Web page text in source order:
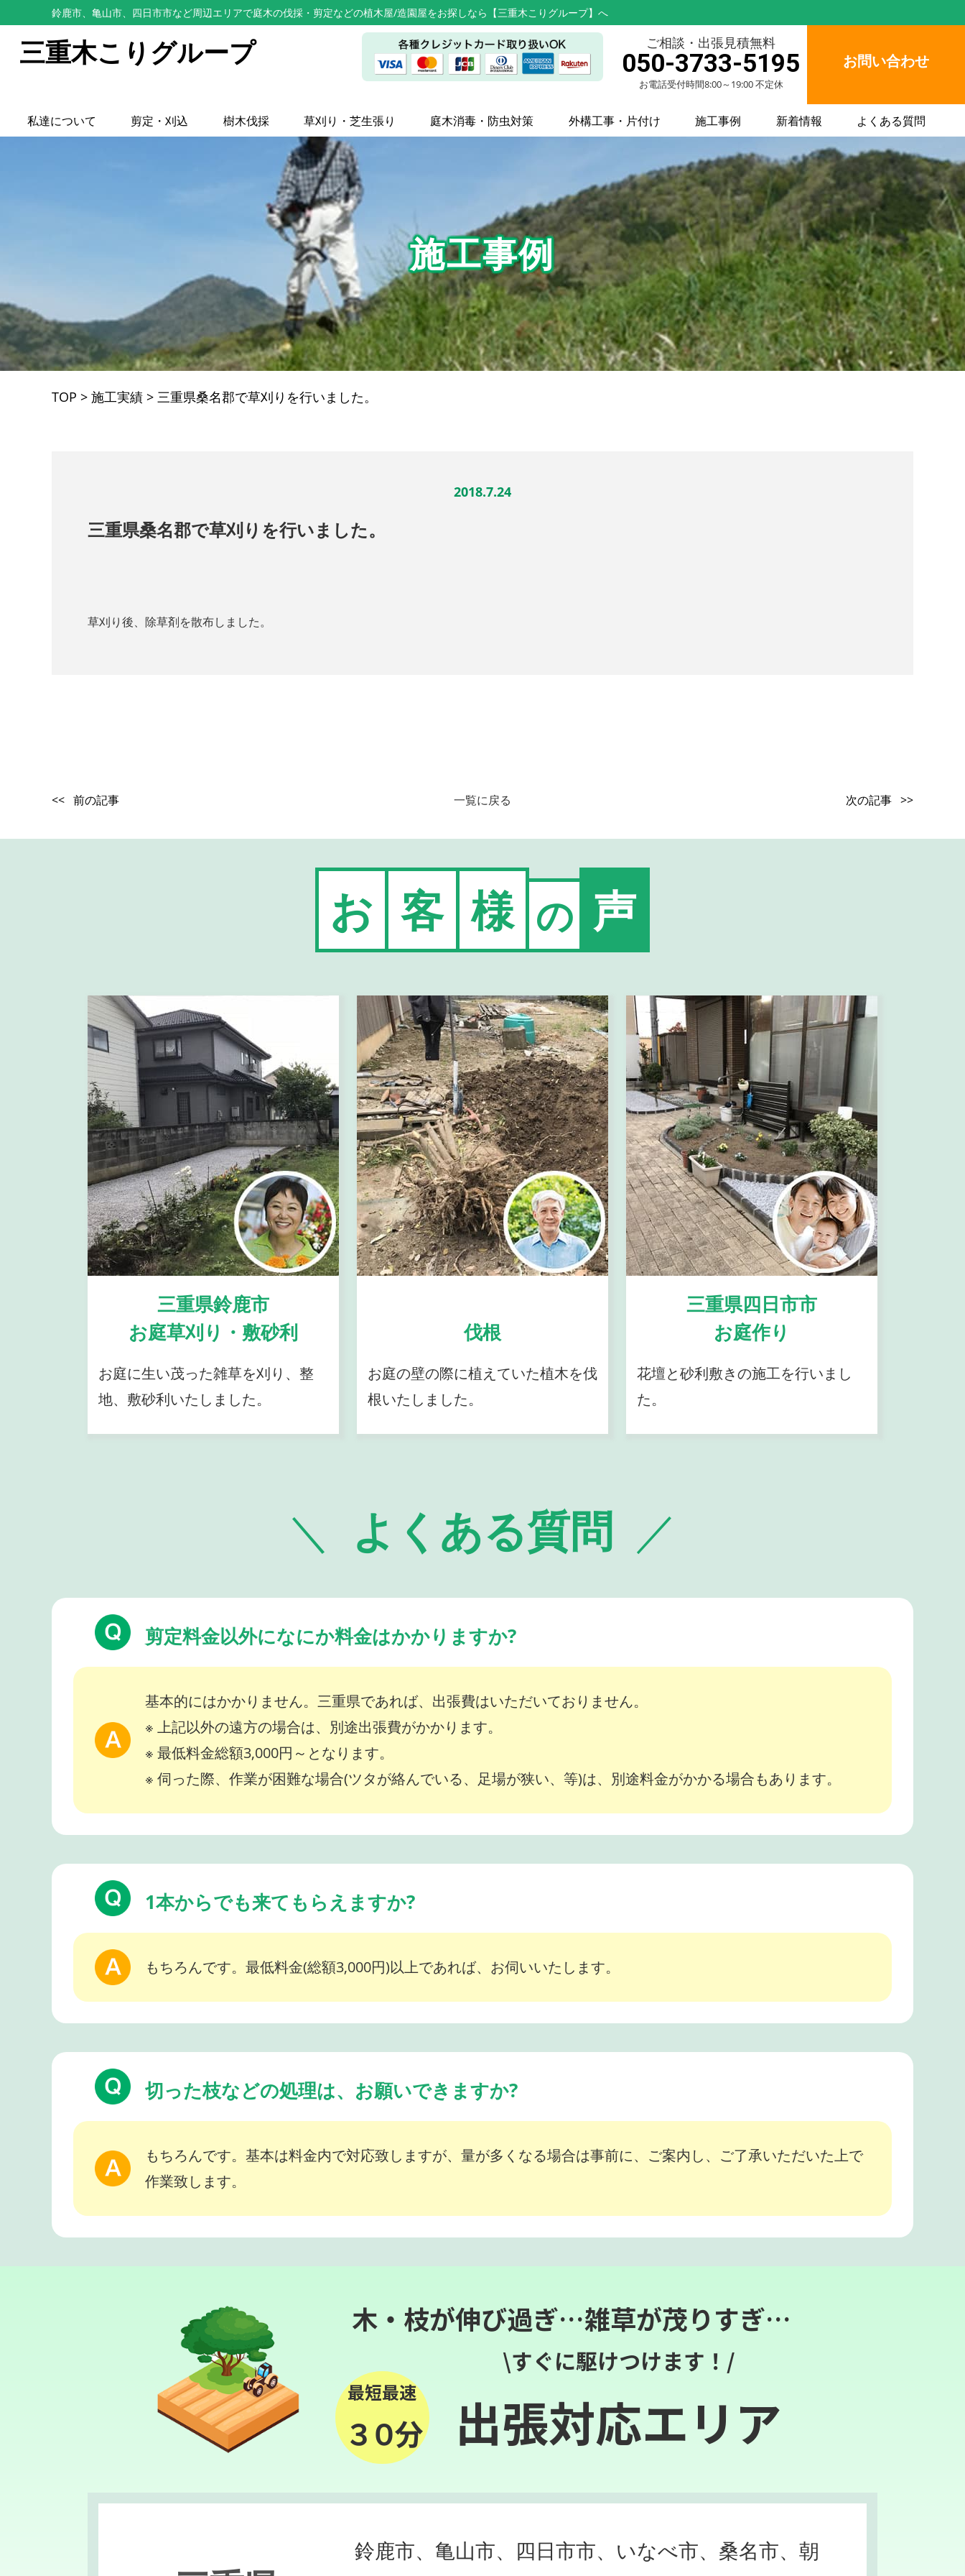
鈴鹿市、亀山市、四日市市など周辺エリアで庭木の伐採・剪定などの植木屋/造園屋をお探しなら【三重木こりグループ】へ
三重木こりグループ ご相談・出張見積無料
050-3733-5195
お電話受付時間8:00～19:00 不定休
お問い合わせ
私達について 剪定・刈込 樹木伐採 草刈り・芝生張り 庭木消毒・防虫対策 外構工事・片付け 施工事例 新着情報 よくある質問
施工事例
TOP > 施工実績 > 三重県桑名郡で草刈りを行いました。
2018.7.24
三重県桑名郡で草刈りを行いました。
草刈り後、除草剤を散布しました。
<< 前の記事 一覧に戻る 次の記事 >>
お 客 様 の 声
三重県鈴鹿市
お庭草刈り・敷砂利
お庭に生い茂った雑草を刈り、整
地、敷砂利いたしました。
伐根
お庭の壁の際に植えていた植木を伐
根いたしました。
三重県四日市市
お庭作り
花壇と砂利敷きの施工を行いまし
た。
よくある質問
剪定料金以外になにか料金はかかりますか?
基本的にはかかりません。三重県であれば、出張費はいただいておりません。
※ 上記以外の遠方の場合は、別途出張費がかかります。
※ 最低料金総額3,000円～となります。
※ 伺った際、作業が困難な場合(ツタが絡んでいる、足場が狭い、等)は、別途料金がかかる場合もあります。
1本からでも来てもらえますか?
もちろんです。最低料金(総額3,000円)以上であれば、お伺いいたします。
切った枝などの処理は、お願いできますか?
もちろんです。基本は料金内で対応致しますが、量が多くなる場合は事前に、ご案内し、ご了承いただいた上で
作業致します。
木・枝が伸び過ぎ…雑草が茂りすぎ…
最短最速
３０分
\すぐに駆けつけます！/
出張対応エリア
鈴鹿市、亀山市、四日市市、いなべ市、桑名市、朝